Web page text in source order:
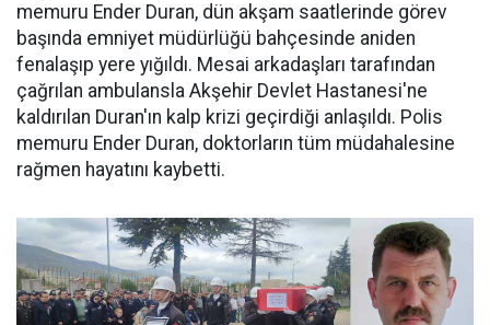
memuru Ender Duran, dün akşam saatlerinde görev
başında emniyet müdürlüğü bahçesinde aniden
fenalaşıp yere yığıldı. Mesai arkadaşları tarafından
çağrılan ambulansla Akşehir Devlet Hastanesi'ne
kaldırılan Duran'ın kalp krizi geçirdiği anlaşıldı. Polis
memuru Ender Duran, doktorların tüm müdahalesine
rağmen hayatını kaybetti.